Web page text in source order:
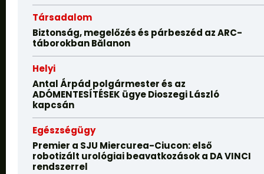
Társadalom
Biztonság, megelőzés és párbeszéd az ARC-
táborokban Bălanon
Helyi
Antal Árpád polgármester és az
ADÓMENTESÍTÉSEK ügye Dioszegi László
kapcsán
Egészségügy
Premier a SJU Miercurea-Ciucon: első
robotizált urológiai beavatkozások a DA VINCI
rendszerrel